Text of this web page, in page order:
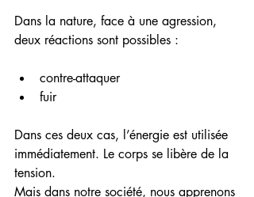
Dans la nature, face à une agression,
deux réactions sont possibles :
contre-attaquer
fuir
Dans ces deux cas, l’énergie est utilisée
immédiatement. Le corps se libère de la
tension.
Mais dans notre société, nous apprenons